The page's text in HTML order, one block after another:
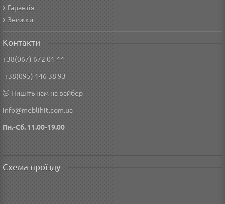
Гарантія
Знижки
Контакти
+38(067) 672 01 44
+38(095) 146 38 93
Пишіть нам на вайбер
info@meblihit.com.ua
Пн.-Сб. 11.00-19.00
Схема проїзду